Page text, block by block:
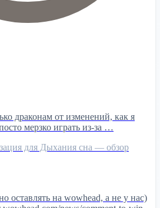
драконам от изменений, как я
мерзко играть из-за …
для Дыхания сна — обзор
оставлять на wowhead, а не у нас)